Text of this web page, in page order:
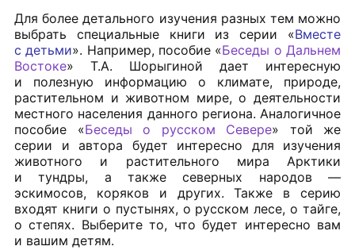
Для более детального изучения разных тем можно
выбрать специальные книги из серии «Вместе
с детьми». Например, пособие «Беседы о Дальнем
Востоке» Т.А. Шорыгиной дает интересную
и полезную информацию о климате, природе,
растительном и животном мире, о деятельности
местного населения данного региона. Аналогичное
пособие «Беседы о русском Севере» той же
серии и автора будет интересно для изучения
животного и растительного мира Арктики
и тундры, а также северных народов —
эскимосов, коряков и других. Также в серию
входят книги о пустынях, о русском лесе, о тайге,
о степях. Выберите то, что будет интересно вам
и вашим детям.